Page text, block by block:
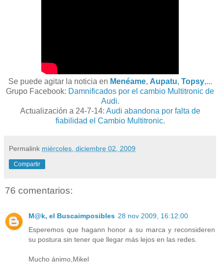
Se puede agitar la noticia en Menéame, Aupatu, Topsy,...
Grupo Facebook: Damnificados por el cambio Multitronic de
Audi.
Actualización a 24-7-14: Audi abandona por falta de
fiabilidad el Cambio Multitronic.
Permalink miércoles, diciembre 02, 2009
Compartir
76 comentarios:
M@k, el Buscaimposibles 28 nov 2009, 16:12:00
Esperemos que hagann honor a su marca y reconsideren
su postura sin tener que llegar más lejos en las redes.
Mucho ánimo,Mikel